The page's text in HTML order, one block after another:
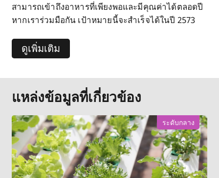
สามารถเข้าถึงอาหารที่เพียงพอและมีคุณค่าได้ตลอดปี
หากเราร่วมมือกัน เป้าหมายนี้จะสำเร็จได้ในปี 2573
ดูเพิ่มเติม
แหล่งข้อมูลที่เกี่ยวข้อง
ระดับกลาง